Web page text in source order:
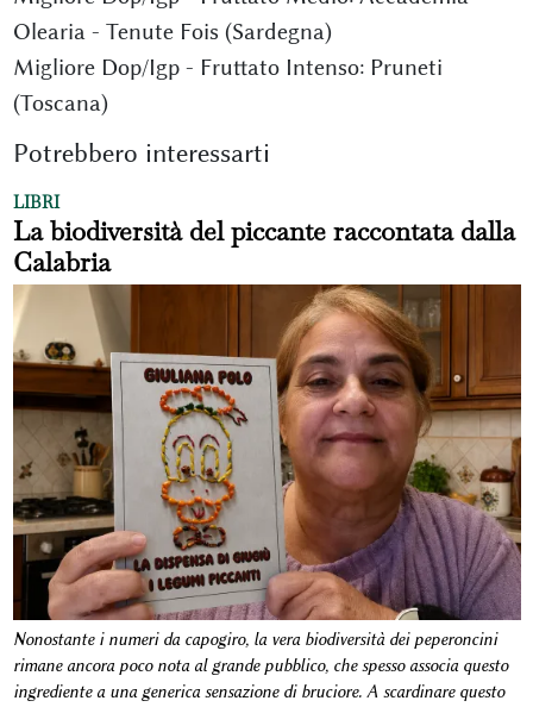
Olearia - Tenute Fois (Sardegna)
Migliore Dop/Igp - Fruttato Intenso: Pruneti
(Toscana)
Potrebbero interessarti
LIBRI
La biodiversità del piccante raccontata dalla
Calabria
Nonostante i numeri da capogiro, la vera biodiversità dei peperoncini
rimane ancora poco nota al grande pubblico, che spesso associa questo
ingrediente a una generica sensazione di bruciore. A scardinare questo